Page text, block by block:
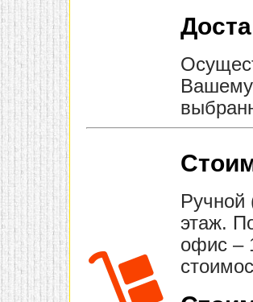
Вашему
этаж.
офис –